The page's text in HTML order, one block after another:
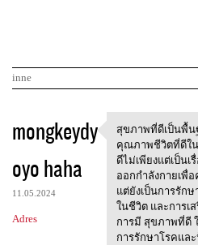
inne
K
o
m
e
n
mongkeydy
oyo haha
11.05.2024
Adres
สุขภาพที่ดีเ
สุขภาพที่ดีเป็นพื้
คุณภาพชีวิตที่ดีใ
ดีไม่เพียงแต่เป็นเ
ออกกำลังกายเพื่
แต่ยังเป็นการรัก
ในชีวิต และการ
การมี สุขภาพที่ดี
การรักษาโรคแล